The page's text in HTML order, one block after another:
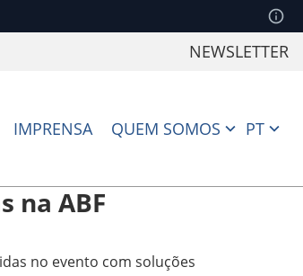
NEWSLETTER
IMPRENSA QUEM SOMOS PT
na ABF
no evento com soluções